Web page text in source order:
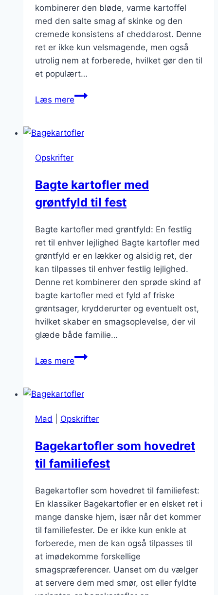
kombinerer den bløde, varme kartoffel
med den salte smag af skinke og den
cremede konsistens af cheddarost. Denne
ret er ikke kun velsmagende, men også
utrolig nem at forberede, hvilket gør den til
et populært…
Læs mereBagte
skinke
Opskrifter
Bagte kartofler med
grøntfyld til fest
Bagte kartofler med grøntfyld: En festlig
ret til enhver lejlighed Bagte kartofler med
grøntfyld er en lækker og alsidig ret, der
kan tilpasses til enhver festlig lejlighed.
Denne ret kombinerer den sprøde skind af
bagte kartofler med et fyld af friske
grøntsager, krydderurter og eventuelt ost,
hvilket skaber en smagsoplevelse, der vil
glæde både familie…
Læs mereBagte
grøntfyld
fest
Mad Opskrifter
Bagekartofler som hovedret
til familiefest
Bagekartofler som hovedret til familiefest:
En klassiker Bagekartofler er en elsket ret i
mange danske hjem, især når det kommer
til familiefester. De er ikke kun enkle at
forberede, men de kan også tilpasses til
at imødekomme forskellige
smagspræferencer. Uanset om du vælger
at servere dem med smør, ost eller fyldte